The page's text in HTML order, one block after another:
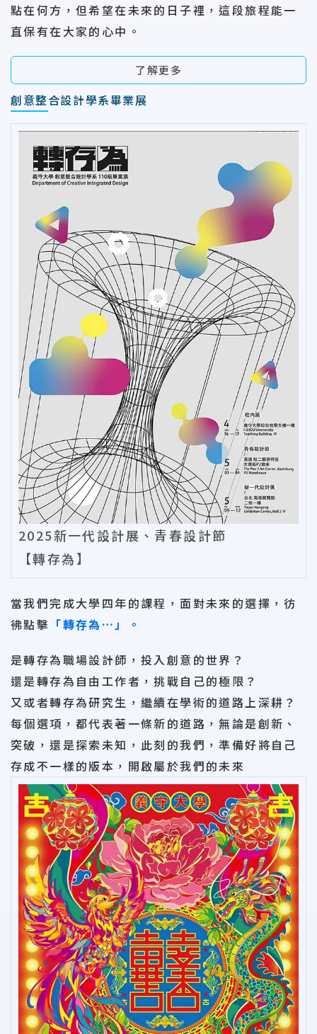
點在何方，但希望在未來的日子裡，這段旅程能一
直保有在大家的心中。
了解更多
創意整合設計學系畢業展
2025新一代設計展、青春設計節
【轉存為】
當我們完成大學四年的課程，面對未來的選擇，彷
彿點擊 「轉存為…」。
是轉存為職場設計師，投入創意的世界？
還是轉存為自由工作者，挑戰自己的極限？
又或者轉存為研究生，繼續在學術的道路上深耕？
每個選項，都代表著一條新的道路，無論是創新、
突破，還是探索未知，此刻的我們，準備好將自己
存成不一樣的版本，開啟屬於我們的未來